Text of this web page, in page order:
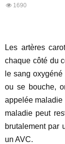
1690
Les artères
chaque côté du
le sang
ou se bouche,
appelée maladie
maladie peut
brutalement par
un AVC.